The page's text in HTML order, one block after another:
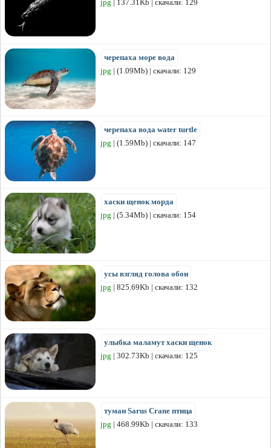
jpg | 137.31Kb | скачали: 129
черепаха море вода
jpg | (1.09Mb) | скачали: 129
черепаха вода water turtle
jpg | (1.59Mb) | скачали: 147
хаски щенок морда
jpg | (5.34Mb) | скачали: 154
усы взгляд голова обои
jpg | 825.69Kb | скачали: 132
улыбка маламут хаски щенок
jpg | 302.73Kb | скачали: 125
туман Sarus Crane птица
jpg | 468.99Kb | скачали: 133